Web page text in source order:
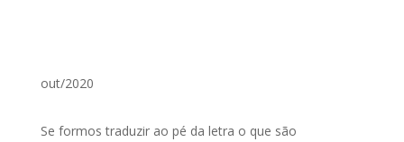
out/2020
Se formos traduzir ao pé da letra o que são